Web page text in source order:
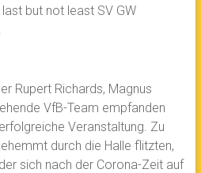
but not least SV GW
Rupert Richards, Magnus
VfB-Team empfanden
Veranstaltung. Zu
durch die Halle flitzten,
sich nach der Corona-Zeit auf